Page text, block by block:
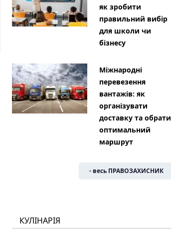
як зробити
правильний вибір
для школи чи
бізнесу
Міжнародні
перевезення
вантажів: як
організувати
доставку та обрати
оптимальний
маршрут
- весь ПРАВОЗАХИСНИК
КУЛІНАРІЯ